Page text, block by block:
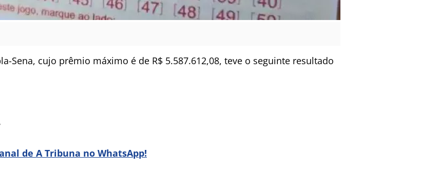
Sena, cujo prêmio máximo é de R$ 5.587.612,08, teve o seguinte resultado
de A Tribuna no WhatsApp!